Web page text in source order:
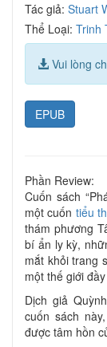
Tác giả: Stuart
Thể Loại: Trinh
Vui lòng
EPUB
Phần Review:
Cuốn sách
một cuốn tiểu
thám phương
bí ẩn ly kỳ,
mắt khỏi trang
một thế giới
Dịch giả
cuốn sách
được tâm hồn